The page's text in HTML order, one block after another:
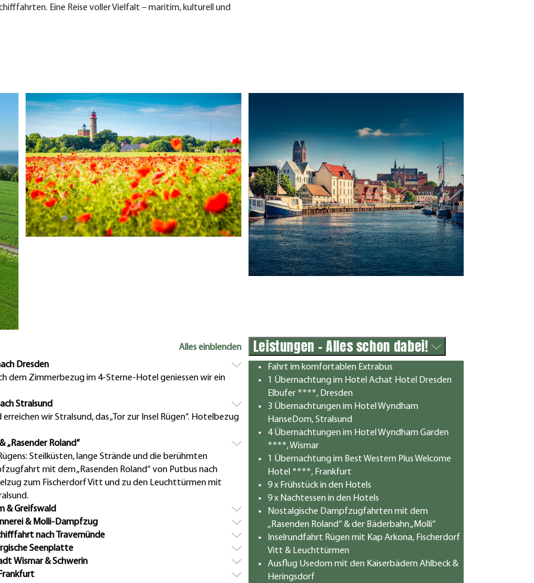
Eine Reise voller Vielfalt – maritim, kulturell und
Alles einblenden
Dresden
dem Zimmerbezug im 4-Sterne-Hotel geniessen wir ein
Stralsund
wir Stralsund, das „Tor zur Insel Rügen“. Hotelbezug
„Rasender Roland“
Steilküsten, lange Strände und die berühmten
mit dem „Rasenden Roland“ von Putbus nach
zum Fischerdorf Vitt und zu den Leuchttürmen mit
& Greifswald
& Molli-Dampfzug
nach Travemünde
Seenplatte
Wismar & Schwerin
Leistungen - Alles schon dabei!
Fahrt im komfortablen Extrabus
1 Übernachtung im Hotel Achat Hotel Dresden
Elbufer ****, Dresden
3 Übernachtungen im Hotel Wyndham
HanseDom, Stralsund
4 Übernachtungen im Hotel Wyndham Garden
****, Wismar
1 Übernachtung im Best Western Plus Welcome
Hotel ****, Frankfurt
9 x Frühstück in den Hotels
9 x Nachtessen in den Hotels
Nostalgische Dampfzugfahrten mit dem
„Rasenden Roland“ & der Bäderbahn „Molli“
Inselrundfahrt Rügen mit Kap Arkona, Fischerdorf
Vitt & Leuchttürmen
Ausflug Usedom mit den Kaiserbädern Ahlbeck &
Heringsdorf